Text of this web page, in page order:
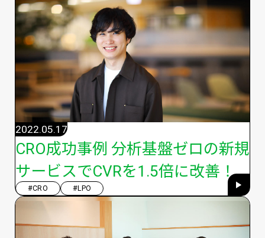
CRO成功事例 分析基盤ゼロの新規
サービスでCVRを1.5倍に改善！
2022.05.17
#CRO #LPO